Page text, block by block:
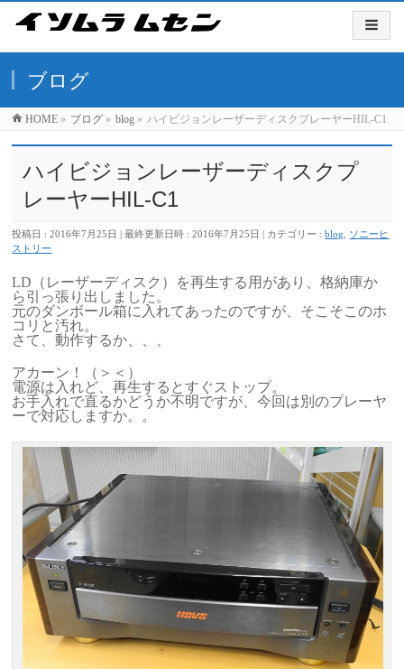
ブログ
HOME » ブログ » blog » ハイビジョンレーザーディスクプレーヤーHIL-C1
ハイビジョンレーザーディスクプ
レーヤーHIL-C1
投稿日 : 2016年7月25日 最終更新日時 : 2016年7月25日 カテゴリー :blog
ソニーヒ
ストリー
LD（レーザーディスク）を再生する用があり、格納庫か
ら引っ張り出しました。
元のダンボール箱に入れてあったのですが、そこそこのホ
コリと汚れ。
さて、動作するか、、、
アカーン！（＞＜）
電源は入れど、再生するとすぐストップ。
お手入れで直るかどうか不明ですが、今回は別のプレーヤ
ーで対応しますか。。